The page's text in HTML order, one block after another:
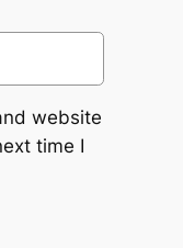
website
time I